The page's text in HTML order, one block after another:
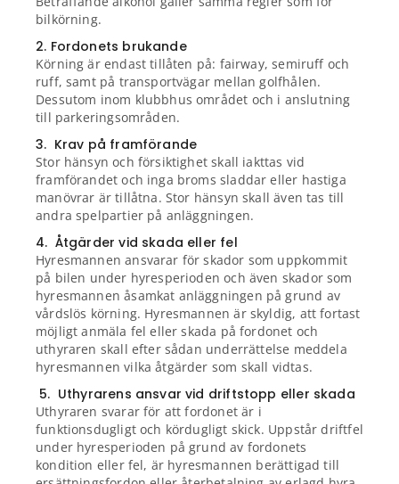
bilkörning.
2. Fordonets brukande
Körning är endast tillåten på: fairway, semiruff och
ruff, samt på transportvägar mellan golfhålen.
Dessutom inom klubbhus området och i anslutning
till parkeringsområden.
3. Krav på framförande
Stor hänsyn och försiktighet skall iakttas vid
framförandet och inga broms sladdar eller hastiga
manövrar är tillåtna. Stor hänsyn skall även tas till
andra spelpartier på anläggningen.
4. Åtgärder vid skada eller fel
Hyresmannen ansvarar för skador som uppkommit
på bilen under hyresperioden och även skador som
hyresmannen åsamkat anläggningen på grund av
vårdslös körning. Hyresmannen är skyldig, att fortast
möjligt anmäla fel eller skada på fordonet och
uthyraren skall efter sådan underrättelse meddela
hyresmannen vilka åtgärder som skall vidtas.
5. Uthyrarens ansvar vid driftstopp eller skada
Uthyraren svarar för att fordonet är i
funktionsdugligt och kördugligt skick. Uppstår driftfel
under hyresperioden på grund av fordonets
kondition eller fel, är hyresmannen berättigad till